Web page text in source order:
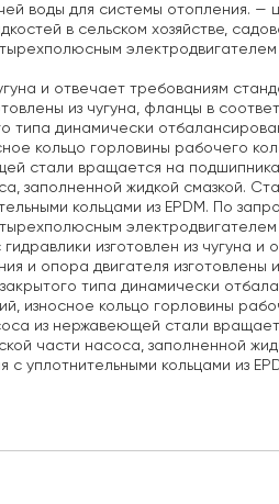
воды для системы отопления. —
в сельском хозяйстве,
и отвечает требованиям
из чугуна, фланцы в
типа динамически
кольцо горловины рабочего
стали вращается на
заполненной жидкой смазкой.
кольцами из EPDM. По
гидравлики изготовлен из чугуна
и опора двигателя изготовлены
типа динамически
износное кольцо горловины
из нержавеющей стали
части насоса, заполненной
уплотнительными кольцами из